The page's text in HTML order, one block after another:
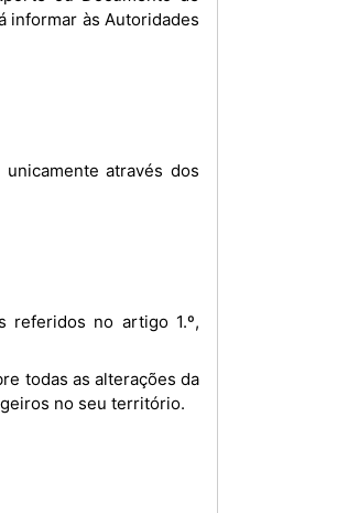
informar às Autoridades
através dos
no seu território.